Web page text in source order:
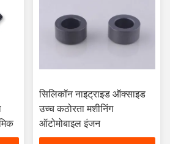
सिलिकॉन नाइट्राइड ऑक्साइड
उच्च कठोरता मशीनिंग
ऑटोमोबाइल इंजन